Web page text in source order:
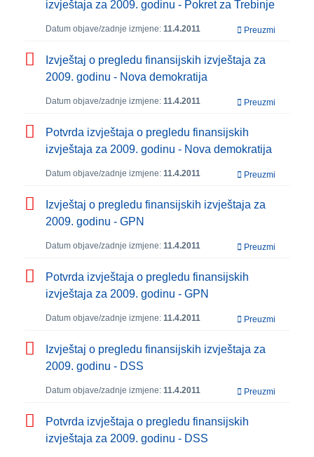
izvještaja za 2009. godinu - Pokret za Trebinje
Datum objave/zadnje izmjene: 11.4.2011 Preuzmi
Izvještaj o pregledu finansijskih izvještaja za
2009. godinu - Nova demokratija
Datum objave/zadnje izmjene: 11.4.2011 Preuzmi
Potvrda izvještaja o pregledu finansijskih
izvještaja za 2009. godinu - Nova demokratija
Datum objave/zadnje izmjene: 11.4.2011 Preuzmi
Izvještaj o pregledu finansijskih izvještaja za
2009. godinu - GPN
Datum objave/zadnje izmjene: 11.4.2011 Preuzmi
Potvrda izvještaja o pregledu finansijskih
izvještaja za 2009. godinu - GPN
Datum objave/zadnje izmjene: 11.4.2011 Preuzmi
Izvještaj o pregledu finansijskih izvještaja za
2009. godinu - DSS
Datum objave/zadnje izmjene: 11.4.2011 Preuzmi
Potvrda izvještaja o pregledu finansijskih
izvještaja za 2009. godinu - DSS